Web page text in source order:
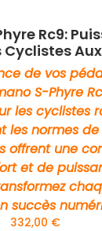
Rc9:
Cyclistes
de vos
S-Phyre
les cyclistes
les normes
offrent une
et de
succès
332,00 €